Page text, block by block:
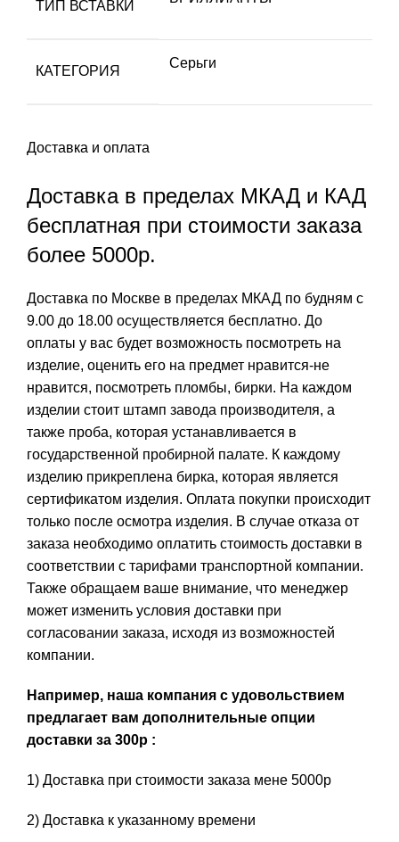
ТИП ВСТАВКИ
КАТЕГОРИЯ
Серьги
Доставка и оплата
Доставка в пределах МКАД и КАД
бесплатная при стоимости заказа
более 5000р.
Доставка по Москве в пределах МКАД по будням с
9.00 до 18.00 осуществляется бесплатно. До
оплаты у вас будет возможность посмотреть на
изделие, оценить его на предмет нравится-не
нравится, посмотреть пломбы, бирки. На каждом
изделии стоит штамп завода производителя, а
также проба, которая устанавливается в
государственной пробирной палате. К каждому
изделию прикреплена бирка, которая является
сертификатом изделия. Оплата покупки происходит
только после осмотра изделия. В случае отказа от
заказа необходимо оплатить стоимость доставки в
соответствии с тарифами транспортной компании.
Также обращаем ваше внимание, что менеджер
может изменить условия доставки при
согласовании заказа, исходя из возможностей
компании.
Например, наша компания с удовольствием
предлагает вам дополнительные опции
доставки за 300р :
1) Доставка при стоимости заказа мене 5000р
2) Доставка к указанному времени